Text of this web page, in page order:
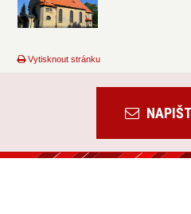
Vytisknout stránku